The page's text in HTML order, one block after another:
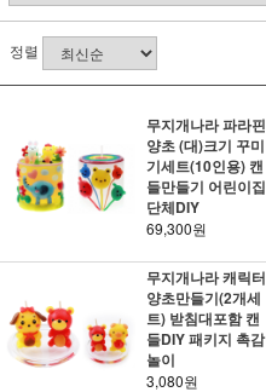
정렬
무지개나라 파라핀
양초 (대)크기 꾸미
기세트(10인용) 캔
들만들기 어린이집
단체DIY
69,300원
무지개나라 캐릭터
양초만들기(2개세
트) 받침대포함 캔
들DIY 패키지 촉감
놀이
3,080원